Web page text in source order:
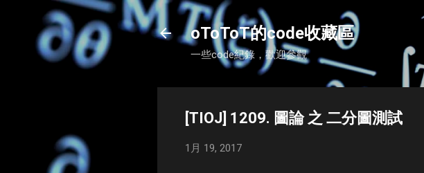
oToToT的code收藏區
一些code紀錄，歡迎參觀
[TIOJ] 1209. 圖論 之 二分圖測試
1月 19, 2017